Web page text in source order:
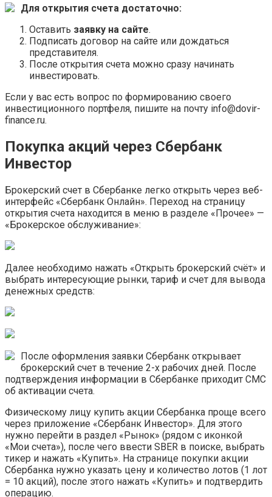
Для открытия счета достаточно:
Оставить заявку на сайте.
Подписать договор на сайте или дождаться
представителя.
После открытия счета можно сразу начинать
инвестировать.
Если у вас есть вопрос по формированию своего
инвестиционного портфеля, пишите на почту info@dovir-
finance.ru.
Покупка акций через Сбербанк
Инвестор
Брокерский счет в Сбербанке легко открыть через веб-
интерфейс «Сбербанк Онлайн». Переход на страницу
открытия счета находится в меню в разделе «Прочее» —
«Брокерское обслуживание»:
Далее необходимо нажать «Открыть брокерский счёт» и
выбрать интересующие рынки, тариф и счет для вывода
денежных средств:
После оформления заявки Сбербанк открывает
брокерский счет в течение 2-х рабочих дней. После
подтверждения информации в Сбербанке приходит СМС
об активации счета.
Физическому лицу купить акции Сбербанка проще всего
через приложение «Сбербанк Инвестор». Для этого
нужно перейти в раздел «Рынок» (рядом с иконкой
«Мои счета»), после чего ввести SBER в поиске, выбрать
тикер и нажать «Купить». На странице покупки акции
Сбербанка нужно указать цену и количество лотов (1 лот
= 10 акций), после этого нажать «Купить» и подтвердить
операцию.